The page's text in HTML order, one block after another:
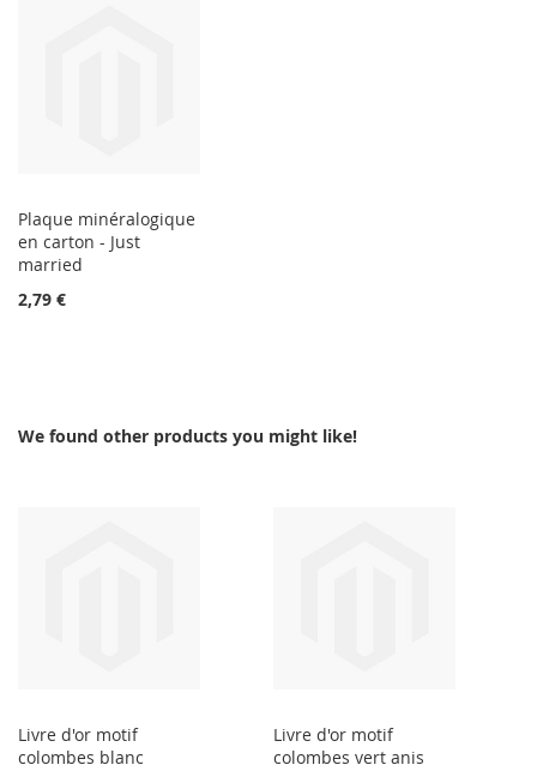
Plaque minéralogique
en carton - Just
married
2,79 €
We found other products you might like!
Livre d'or motif
colombes blanc
Livre d'or motif
colombes vert anis